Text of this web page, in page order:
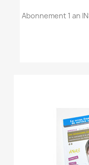
Abonnement 1 an